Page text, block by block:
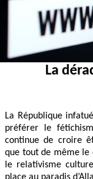
La
La République
préférer le
continue de croire
que tout de même le
le relativisme